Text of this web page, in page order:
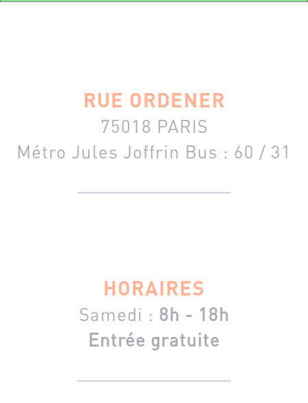
RUE ORDENER
75018 PARIS
Métro Jules Joffrin Bus : 60 / 31
HORAIRES
Samedi : 8h - 18h
Entrée gratuite